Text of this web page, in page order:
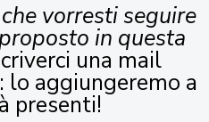
vorresti seguire
in questa
una mail
lo aggiungeremo a
presenti!